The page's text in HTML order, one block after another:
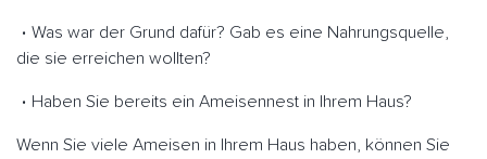
Was war der Grund dafür? Gab es eine Nahrungsquelle,
die sie erreichen wollten?
Haben Sie bereits ein Ameisennest in Ihrem Haus?
Wenn Sie viele Ameisen in Ihrem Haus haben, können Sie